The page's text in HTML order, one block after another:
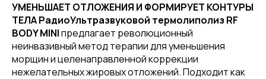
УМЕНЬШАЕТ ОТЛОЖЕНИЯ И ФОРМИРУЕТ КОНТУРЫ
ТЕЛА РадиоУльтразвуковой термолиполиз RF
BODY MINIпредлагает революционный
неинвазивный метод терапии для уменьшения
морщин и целенаправленной коррекции
нежелательных жировых отложений. Подходит как